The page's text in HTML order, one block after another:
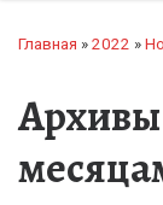
Главная » 2022 »